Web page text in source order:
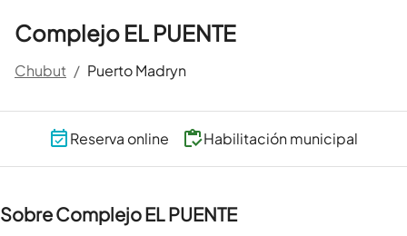
Complejo EL PUENTE
Chubut / Puerto Madryn
Reserva online Habilitación municipal
Sobre Complejo EL PUENTE